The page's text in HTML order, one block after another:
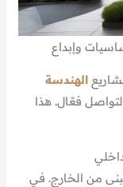
وإبداع
الهندسة
فعّال. هذا
من الخارج. في